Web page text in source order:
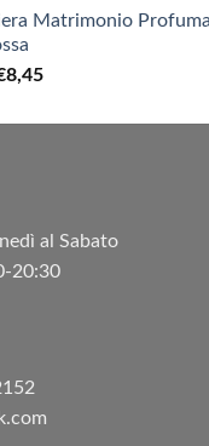
Matrimonio
8,45Il
attuale
al Sabato
20:30